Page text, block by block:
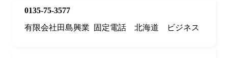
0135-75-3577
有限会社田島興業
固定電話 北海道 ビジネス